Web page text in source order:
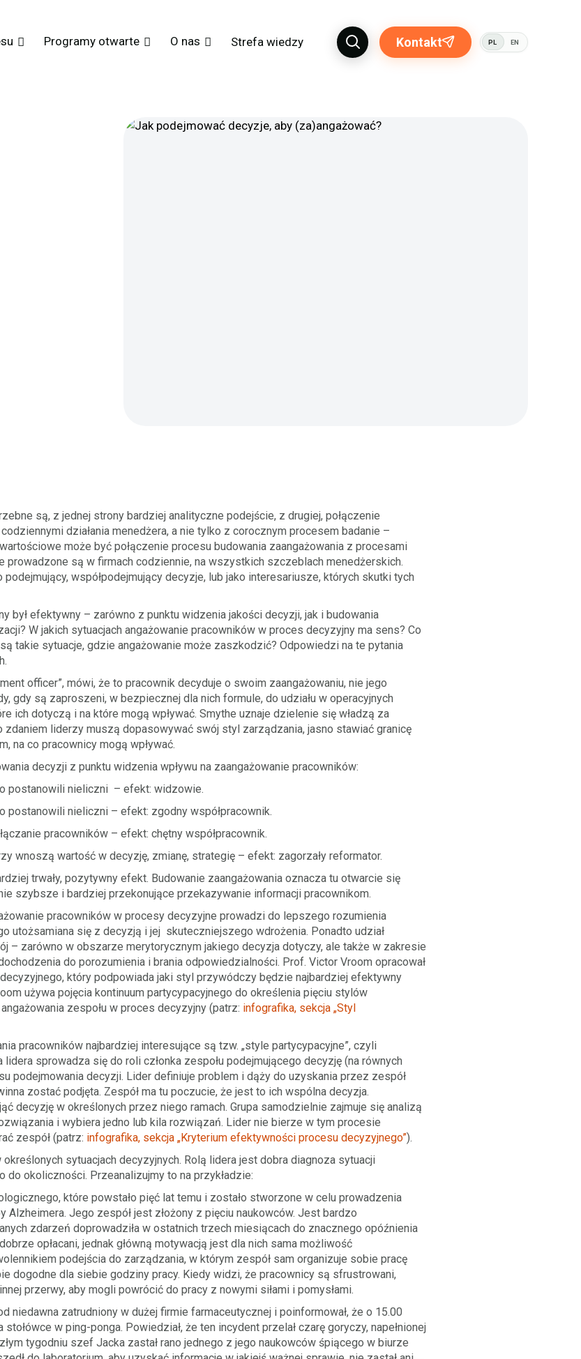
Programy otwarte O nas Strefa wiedzy Kontakt PL EN
są, z jednej strony bardziej analityczne podejście, z drugiej, połączenie
działania menedżera, a nie tylko z corocznym procesem badanie –
może być połączenie procesu budowania zaangażowania z procesami
prowadzone są w firmach codziennie, na wszystkich szczeblach menedżerskich.
współpodejmujący decyzje, lub jako interesariusze, których skutki tych
był efektywny – zarówno z punktu widzenia jakości decyzji, jak i budowania
W jakich sytuacjach angażowanie pracowników w proces decyzyjny ma sens? Co
takie sytuacje, gdzie angażowanie może zaszkodzić? Odpowiedzi na te pytania
officer”, mówi, że to pracownik decyduje o swoim zaangażowaniu, nie jego
gdy są zaproszeni, w bezpiecznej dla nich formule, do udziału w operacyjnych
ich dotyczą i na które mogą wpływać. Smythe uznaje dzielenie się władzą za
zdaniem liderzy muszą dopasowywać swój styl zarządzania, jasno stawiać granicę
na co pracownicy mogą wpływać.
decyzji z punktu widzenia wpływu na zaangażowanie pracowników:
postanowili nieliczni – efekt: widzowie.
postanowili nieliczni – efekt: zgodny współpracownik.
pracowników – efekt: chętny współpracownik.
wnoszą wartość w decyzję, zmianę, strategię – efekt: zagorzały reformator.
trwały, pozytywny efekt. Budowanie zaangażowania oznacza tu otwarcie się
szybsze i bardziej przekonujące przekazywanie informacji pracownikom.
pracowników w procesy decyzyjne prowadzi do lepszego rozumienia
utożsamiana się z decyzją i jej skuteczniejszego wdrożenia. Ponadto udział
– zarówno w obszarze merytorycznym jakiego decyzja dotyczy, ale także w zakresie
do porozumienia i brania odpowiedzialności. Prof. Victor Vroom opracował
który podpowiada jaki styl przywódczy będzie najbardziej efektywny
używa pojęcia kontinuum partycypacyjnego do określenia pięciu stylów
zespołu w proces decyzyjny (patrz: infografika, sekcja „Styl
pracowników najbardziej interesujące są tzw. „style partycypacyjne”, czyli
sprowadza się do roli członka zespołu podejmującego decyzję (na równych
podejmowania decyzji. Lider definiuje problem i dąży do uzyskania przez zespół
zostać podjęta. Zespół ma tu poczucie, że jest to ich wspólna decyzja.
decyzję w określonych przez niego ramach. Grupa samodzielnie zajmuje się analizą
i wybiera jedno lub kila rozwiązań. Lider nie bierze w tym procesie
zespół (patrz: infografika, sekcja „Kryterium efektywności procesu decyzyjnego”).
sytuacjach decyzyjnych. Rolą lidera jest dobra diagnoza sytuacji
okoliczności. Przeanalizujmy to na przykładzie:
które powstało pięć lat temu i zostało stworzone w celu prowadzenia
Alzheimera. Jego zespół jest złożony z pięciu naukowców. Jest bardzo
zdarzeń doprowadziła w ostatnich trzech miesiącach do znacznego opóźnienia
opłacani, jednak główną motywacją jest dla nich sama możliwość
podejścia do zarządzania, w którym zespół sam organizuje sobie pracę
dogodne dla siebie godziny pracy. Kiedy widzi, że pracownicy są sfrustrowani,
przerwy, aby mogli powrócić do pracy z nowymi siłami i pomysłami.
niedawna zatrudniony w dużej firmie farmaceutycznej i poinformował, że o 15.00
w ping-ponga. Powiedział, że ten incydent przelał czarę goryczy, napełnionej
tygodniu szef Jacka zastał rano jednego z jego naukowców śpiącego w biurze